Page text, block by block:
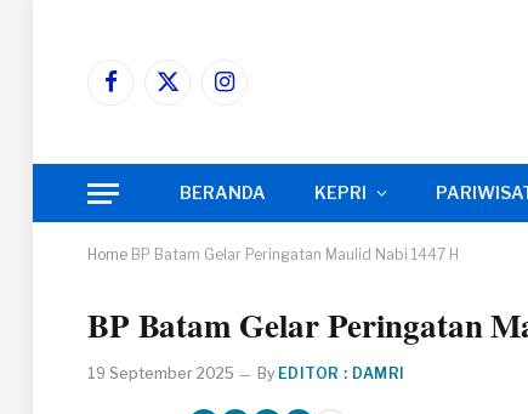
Facebook
X
Instagram
BERANDA KEPRI
Home BP Batam Gelar Peringatan Maulid Nabi 1447 H
BP Batam Gelar Peringatan
19 September 2025 By EDITOR : DAMRI